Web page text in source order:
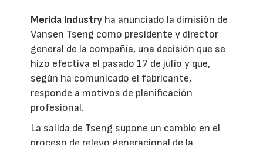
Merida Industry ha anunciado la dimisión de
Vansen Tseng como presidente y director
general de la compañía, una decisión que se
hizo efectiva el pasado 17 de julio y que,
según ha comunicado el fabricante,
responde a motivos de planificación
profesional.
La salida de Tseng supone un cambio en el